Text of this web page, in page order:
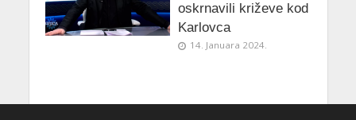
oskrnavili križeve kod
Karlovca
14. Januara 2024.